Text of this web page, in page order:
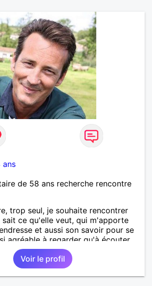
ans
de 58 ans recherche rencontre
trop seul, je souhaite rencontrer
sait ce qu'elle veut, qui m'apporte
et aussi son savoir pour se
agréable à regarder qu'à écouter.
et de me sentir aimé, rassurer. Et
belles choses de la vie, voyager,
Voir le profil